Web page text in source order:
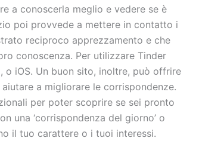
a conoscerla meglio e vedere se è
poi provvede a mettere in contatto i
reciproco apprezzamento e che
conoscenza. Per utilizzare Tinder
o iOS. Un buon sito, inoltre, può offrire
a migliorare le corrispondenze.
per poter scoprire se sei pronto
una ‘corrispondenza del giorno’ o
il tuo carattere o i tuoi interessi.